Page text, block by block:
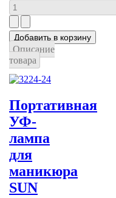
Описание
товара
Портативная
УФ-
лампа
для
маникюра
SUN